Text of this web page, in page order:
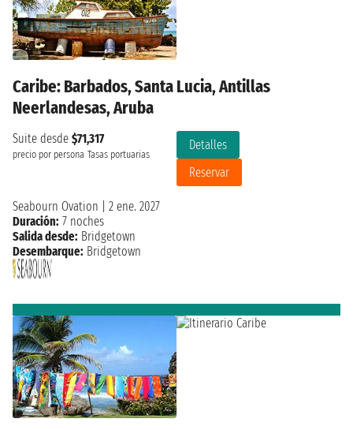
Caribe: Barbados, Santa Lucia, Antillas
Neerlandesas, Aruba
Suite desde $71,317
precio por persona Tasas portuarias
Detalles
Reservar
Seabourn Ovation
2 ene. 2027
Duración: 7 noches
Salida desde: Bridgetown
Desembarque: Bridgetown